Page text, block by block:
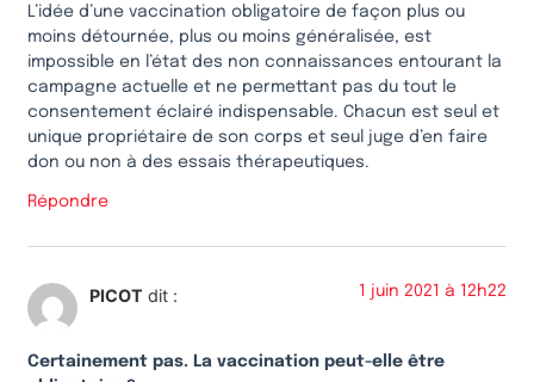
L’idée d’une vaccination obligatoire de façon plus ou
moins détournée, plus ou moins généralisée, est
impossible en l’état des non connaissances entourant la
campagne actuelle et ne permettant pas du tout le
consentement éclairé indispensable. Chacun est seul et
unique propriétaire de son corps et seul juge d’en faire
don ou non à des essais thérapeutiques.
Répondre
PICOT dit : 1 juin 2021 à 12h22
Certainement pas. La vaccination peut-elle être